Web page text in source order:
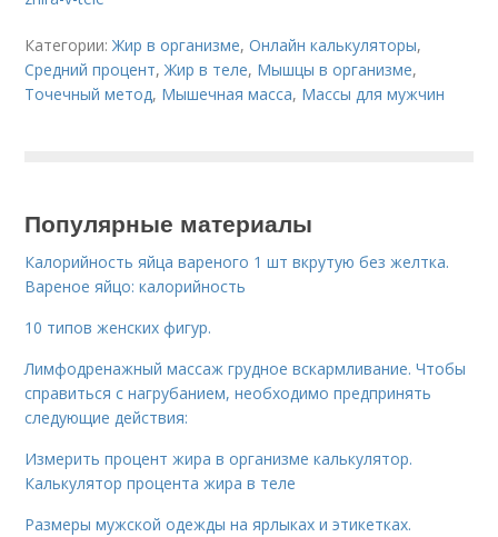
Категории:Жир в организме,Онлайн калькуляторы,
Средний процент,Жир в теле, Мышцы в организме,
Точечный метод, Мышечная масса, Массы для мужчин
Популярные материалы
Калорийность яйца вареного 1 шт вкрутую без желтка.
Вареное яйцо: калорийность
10 типов женских фигур.
Лимфодренажный массаж грудное вскармливание. Чтобы
справиться с нагрубанием, необходимо предпринять
следующие действия:
Измерить процент жира в организме калькулятор.
Калькулятор процента жира в теле
Размеры мужской одежды на ярлыках и этикетках.